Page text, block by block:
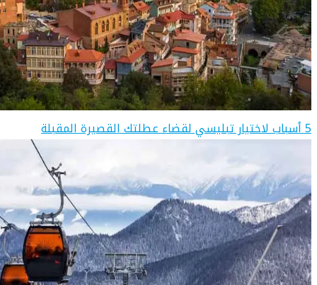
5 أسباب لاختيار تبليسي لقضاء عطلتك القصيرة المقبلة